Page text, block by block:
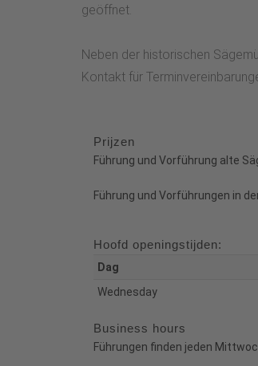
geöffnet.
Neben der historischen
Kontakt für
Prijzen
Führung und Vorführung alte
Führung und Vorführungen in
Hoofd openingstijden:
Dag
Wednesday
Business hours
Führungen finden jeden